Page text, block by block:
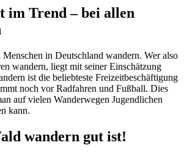
im Trend – bei allen
in Deutschland wandern. Wer also
wandern, liegt mit seiner Einschätzung
ist die beliebteste Freizeitbeschäftigung
noch vor Radfahren und Fußball. Dies
auf vielen Wanderwegen Jugendlichen
kann.
wandern gut ist!